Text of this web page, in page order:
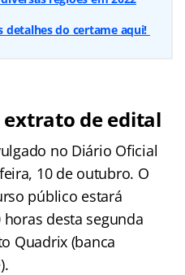
detalhes do certame aqui!
extrato de edital
no Diário Oficial
10 de outubro. O
público estará
desta segunda
Quadrix (banca